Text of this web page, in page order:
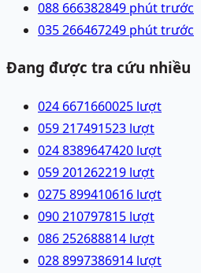
088 666382849 phút trước
035 266467249 phút trước
Đang được tra cứu nhiều
024 6671660025 lượt
059 217491523 lượt
024 8389647420 lượt
059 201262219 lượt
0275 899410616 lượt
090 210797815 lượt
086 252688814 lượt
028 8997386914 lượt